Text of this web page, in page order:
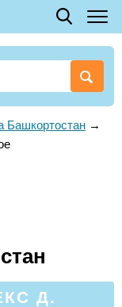
Башкортостан →
Д.